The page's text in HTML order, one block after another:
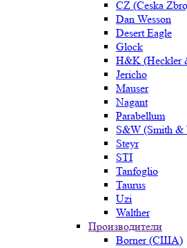
CZ (Ceska
Dan Wesson
Desert Eagle
Glock
H&K (Heckler
Jericho
Mauser
Nagant
Parabellum
S&W (Smith &
Steyr
STI
Tanfoglio
Taurus
Uzi
Walther
Производители
Borner (США)